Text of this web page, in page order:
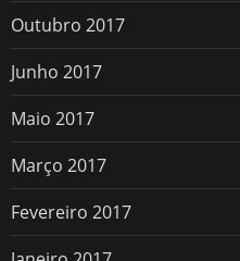
Outubro 2017
Junho 2017
Maio 2017
Março 2017
Fevereiro 2017